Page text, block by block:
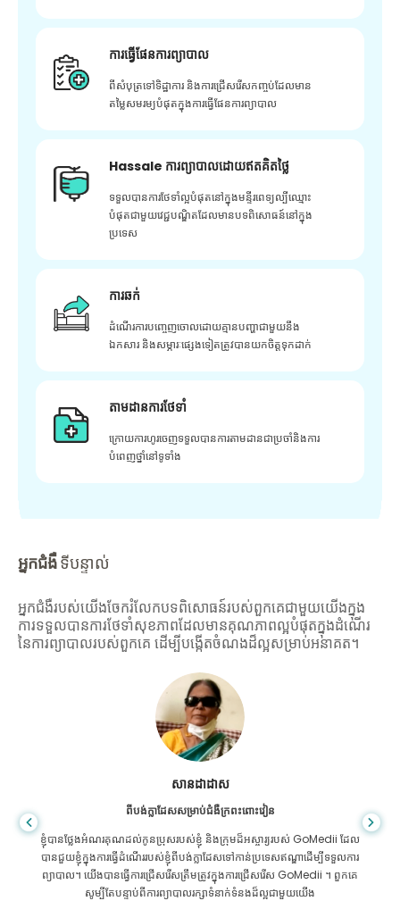
ការធ្វើផែនការព្យាបាល
ពីសំបុត្រទៅទិដ្ឋាការ និងការជ្រើសរើសកញ្ចប់ដែលមាន
តម្លៃសមរម្យបំផុតក្នុងការធ្វើផែនការព្យាបាល
Hassale ការព្យាបាលដោយឥតគិតថ្លៃ
ទទួលបានការថែទាំល្អបំផុតនៅក្នុងមន្ទីរពេទ្យល្បីឈ្មោះ
បំផុតជាមួយវេជ្ជបណ្ឌិតដែលមានបទពិសោធន៍នៅក្នុង
ប្រទេស
ការឆក់
ដំណើរការបញ្ចេញចោលដោយគ្មានបញ្ហាជាមួយនឹង
ឯកសារ និងសម្ភារៈផ្សេងទៀតត្រូវបានយកចិត្តទុកដាក់
តាមដានការថែទាំ
ក្រោយ​ការ​ហូរ​ចេញ​ទទួល​បាន​ការ​តាមដាន​ជា​ប្រចាំ​និង​ការ​
បំពេញ​ថ្នាំ​នៅ​ទូទាំង​
អ្នកជំងឺទីបន្ទាល់
អ្នកជំងឺរបស់យើងចែករំលែកបទពិសោធន៍របស់ពួកគេជាមួយយើងក្នុង
ការទទួលបានការថែទាំសុខភាពដែលមានគុណភាពល្អបំផុតក្នុងដំណើរ
នៃការព្យាបាលរបស់ពួកគេ ដើម្បីបង្កើតចំណងដ៏ល្អសម្រាប់អនាគត។
សានដាដាស
ពីបង់ក្លាដែសសម្រាប់ជំងឺក្រពះពោះវៀន
ខ្ញុំបានថ្លែងអំណរគុណដល់កូនប្រុសរបស់ខ្ញុំ និងក្រុមដ៏អស្ចារ្យរបស់ GoMedii ដែល
បានជួយខ្ញុំក្នុងការធ្វើដំណើររបស់ខ្ញុំពីបង់ក្លាដែសទៅកាន់ប្រទេសឥណ្ឌាដើម្បីទទួលការ
ព្យាបាល។ យើងបានធ្វើការជ្រើសរើសត្រឹមត្រូវក្នុងការជ្រើសរើស GoMedii ។ ពួកគេ
សូម្បីតែបន្ទាប់ពីការព្យាបាលរក្សាទំនាក់ទំនងដ៏ល្អជាមួយយើង